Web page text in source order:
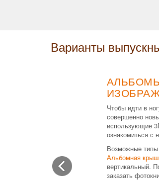
Варианты
Чтобы идти в
совершенно
использующие
ознакомиться с
Возможные
Альбомная
вертикальный.
заказать